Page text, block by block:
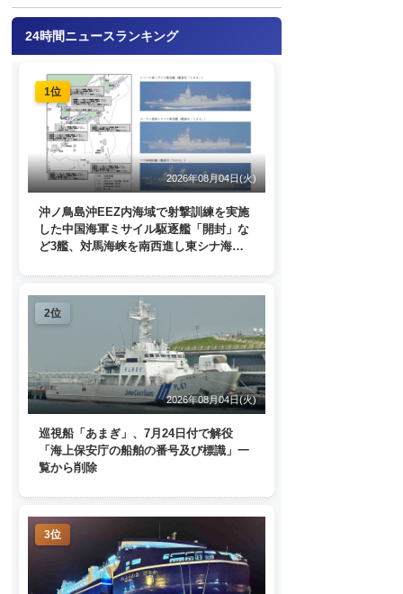
24時間ニュースランキング
1位
2026年08月04日(火)
沖ノ鳥島沖EEZ内海域で射撃訓練を実施
した中国海軍ミサイル駆逐艦「開封」な
ど3艦、対馬海峡を南西進し東シナ海
2位
2026年08月04日(火)
巡視船「あまぎ」、7月24日付で解役
「海上保安庁の船舶の番号及び標識」一
覧から削除
3位